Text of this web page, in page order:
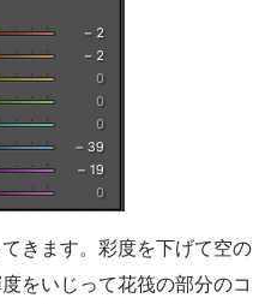
きます。彩度を下げて空の
をいじって花筏の部分のコ